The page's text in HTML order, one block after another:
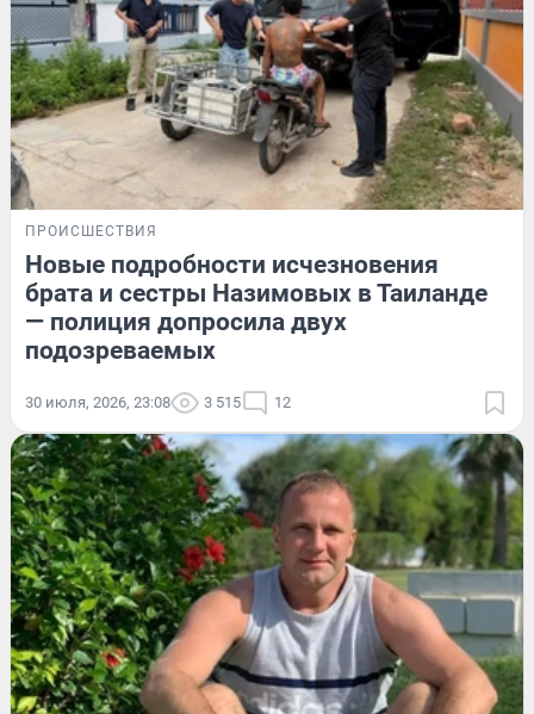
ПРОИСШЕСТВИЯ
Новые подробности исчезновения
брата и сестры Назимовых в Таиланде
— полиция допросила двух
подозреваемых
30 июля, 2026, 23:08 3 515 12